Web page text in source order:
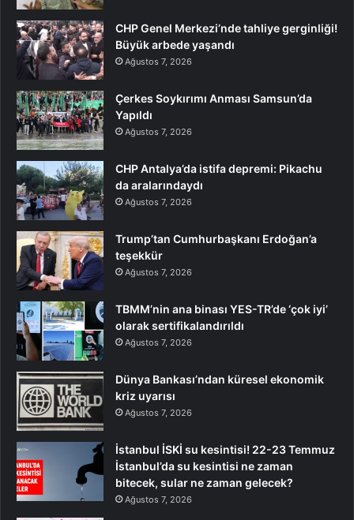
CHP Genel Merkezi’nde tahliye gerginliği!
Büyük arbede yaşandı
Ağustos 7, 2026
Çerkes Soykırımı Anması Samsun’da
Yapıldı
Ağustos 7, 2026
CHP Antalya’da istifa depremi: Pikachu
da aralarındaydı
Ağustos 7, 2026
Trump’tan Cumhurbaşkanı Erdoğan’a
teşekkür
Ağustos 7, 2026
TBMM’nin ana binası YES-TR’de ‘çok iyi’
olarak sertifikalandırıldı
Ağustos 7, 2026
Dünya Bankası’ndan küresel ekonomik
kriz uyarısı
Ağustos 7, 2026
İstanbul İSKİ su kesintisi! 22-23 Temmuz
İstanbul’da su kesintisi ne zaman
bitecek, sular ne zaman gelecek?
Ağustos 7, 2026